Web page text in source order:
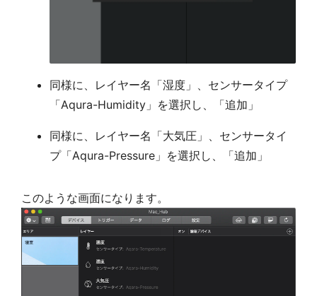
同様に、レイヤー名「湿度」、センサータイプ
「Aqura-Humidity」を選択し、「追加」
同様に、レイヤー名「大気圧」、センサータイ
プ「Aqura-Pressure」を選択し、「追加」
このような画面になります。